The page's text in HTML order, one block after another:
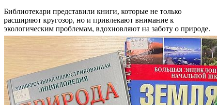
Библиотекари представили книги, которые не только
расширяют кругозор, но и привлекают внимание к
экологическим проблемам, вдохновляют на заботу о природе.